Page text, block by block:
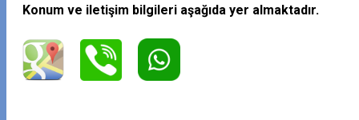
Konum ve iletişim bilgileri aşağıda yer almaktadır.